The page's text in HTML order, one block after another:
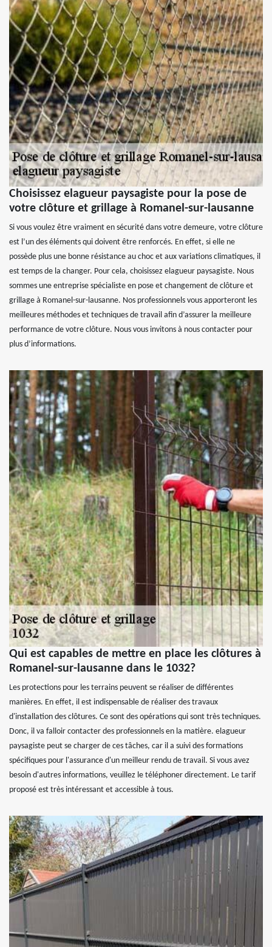
Choisissez elagueur paysagiste pour la pose de
votre clôture et grillage à Romanel-sur-lausanne
Si vous voulez être vraiment en sécurité dans votre demeure, votre clôture
est l’un des éléments qui doivent être renforcés. En effet, si elle ne
possède plus une bonne résistance au choc et aux variations climatiques, il
est temps de la changer. Pour cela, choisissez elagueur paysagiste. Nous
sommes une entreprise spécialiste en pose et changement de clôture et
grillage à Romanel-sur-lausanne. Nos professionnels vous apporteront les
meilleures méthodes et techniques de travail afin d’assurer la meilleure
performance de votre clôture. Nous vous invitons à nous contacter pour
plus d’informations.
Qui est capables de mettre en place les clôtures à
Romanel-sur-lausanne dans le 1032?
Les protections pour les terrains peuvent se réaliser de différentes
manières. En effet, il est indispensable de réaliser des travaux
d'installation des clôtures. Ce sont des opérations qui sont très techniques.
Donc, il va falloir contacter des professionnels en la matière. elagueur
paysagiste peut se charger de ces tâches, car il a suivi des formations
spécifiques pour l'assurance d'un meilleur rendu de travail. Si vous avez
besoin d'autres informations, veuillez le téléphoner directement. Le tarif
proposé est très intéressant et accessible à tous.